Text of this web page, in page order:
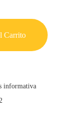
Carrito
informativa